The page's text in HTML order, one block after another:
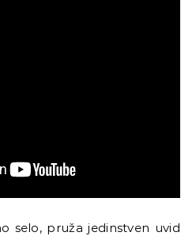
selo, pruža jedinstven uvid